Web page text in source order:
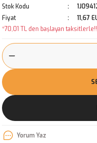
Stok Kodu
Fiyat
11,67
*70,01 TL den başlayan taksitlerle!!
Yorum Yaz